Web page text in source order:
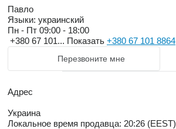
Павло
Языки: украинский
Пн - Пт 09:00 - 18:00
+380 67 101... Показать +380 67 101 8864
Перезвоните мне
Адрес
Украина
Локальное время продавца: 20:26 (EEST)